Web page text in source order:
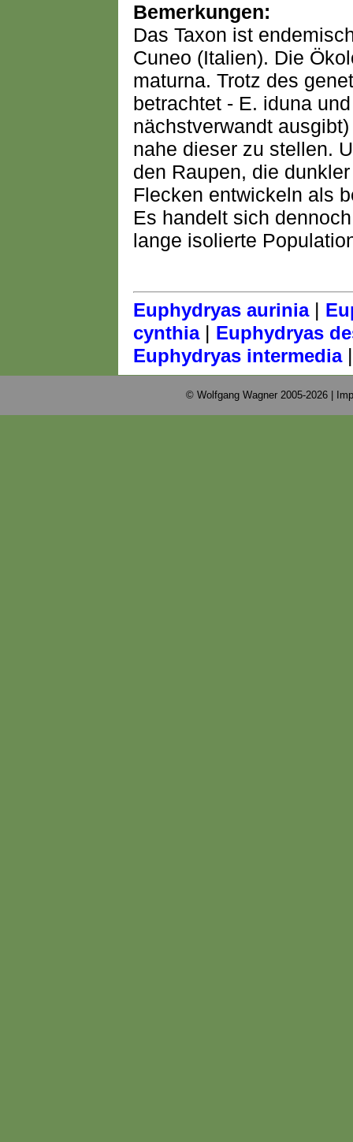
Bemerkungen:
Das Taxon ist
Cuneo (Italien). Die
maturna. Trotz des
betrachtet - E. iduna
nächstverwandt
nahe dieser zu stellen.
den Raupen, die
Flecken entwickeln als
Es handelt sich
lange isolierte
Euphydryas aurinia|
cynthia| Euphydryas
Euphydryas intermedia
© Wolfgang Wagner 2005-2026 |